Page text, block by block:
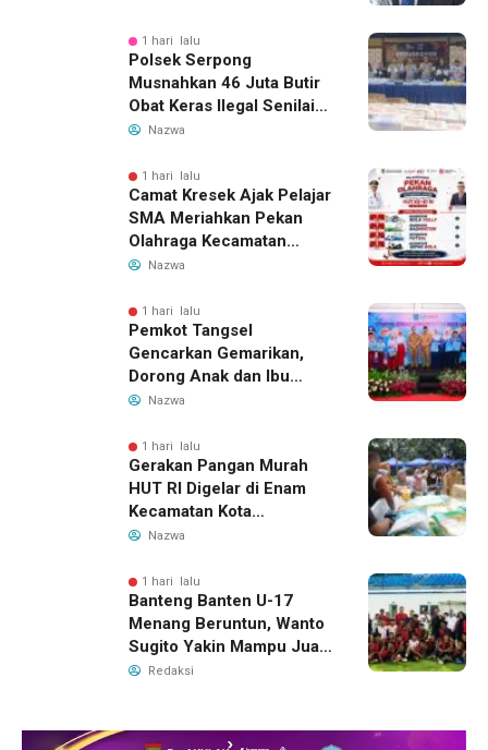
1 hari lalu
Polsek Serpong
Musnahkan 46 Juta Butir
Obat Keras Ilegal Senilai
Rp230 Miliar
Nazwa
1 hari lalu
Camat Kresek Ajak Pelajar
SMA Meriahkan Pekan
Olahraga Kecamatan
Kresek 2026
Nazwa
1 hari lalu
Pemkot Tangsel
Gencarkan Gemarikan,
Dorong Anak dan Ibu
Hamil Penuhi Protein
Nazwa
1 hari lalu
Gerakan Pangan Murah
HUT RI Digelar di Enam
Kecamatan Kota
Tangerang, Catat
Nazwa
1 hari lalu
Banteng Banten U-17
Menang Beruntun, Wanto
Sugito Yakin Mampu Juara
Soekarno Cup 2026
Redaksi